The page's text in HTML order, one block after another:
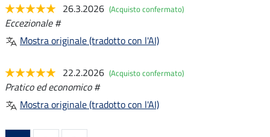
26.3.2026 (Acquisto confermato)
Eccezionale #
Mostra originale (tradotto con l'AI)
22.2.2026 (Acquisto confermato)
Pratico ed economico #
Mostra originale (tradotto con l'AI)